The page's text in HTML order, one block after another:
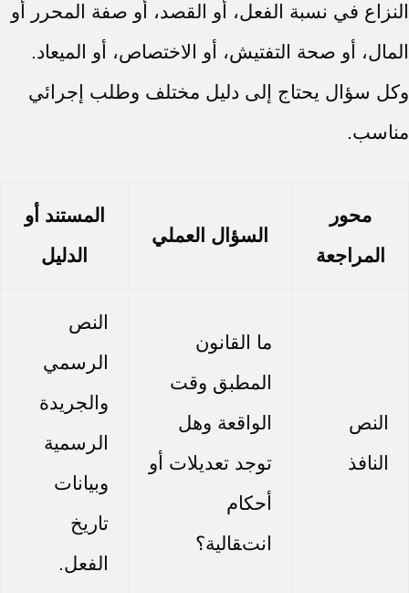
النزاع في نسبة الفعل، أو القصد، أو صفة المحرر أو
المال، أو صحة التفتيش، أو الاختصاص، أو الميعاد.
وكل سؤال يحتاج إلى دليل مختلف وطلب إجرائي
مناسب.
محور
المراجعة
السؤال العملي
المستند أو
الدليل
النص
النافذ
ما القانون
المطبق وقت
الواقعة وهل
توجد تعديلات أو
أحكام
انتقالية؟
النص
الرسمي
والجريدة
الرسمية
وبيانات
تاريخ
الفعل.